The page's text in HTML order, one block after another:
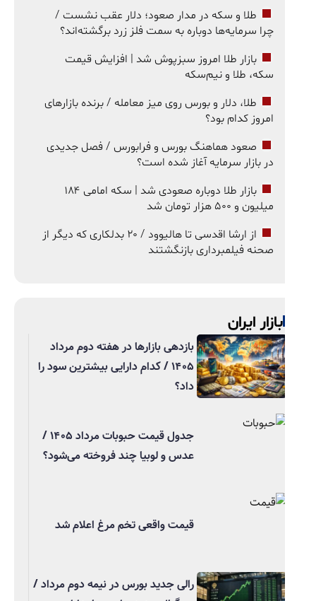
طلا و سکه در مدار صعود؛ دلار عقب نشست /
چرا سرمایه‌ها دوباره به سمت فلز زرد برگشته‌اند؟
بازار طلا امروز سبزپوش شد | افزایش قیمت
سکه، طلا و نیم‌سکه
طلا، دلار و بورس روی میز معامله / برنده بازارهای
امروز کدام بود؟
صعود هماهنگ بورس و فرابورس / فصل جدیدی
در بازار سرمایه آغاز شده است؟
بازار طلا دوباره صعودی شد | سکه امامی ۱۸۴
میلیون و ۵۰۰ هزار تومان شد
از ارشا اقدسی تا هالیوود / ۲۰ بدلکاری که دیگر از
صحنه فیلمبرداری بازنگشتند
بازار ایران
بازدهی بازارها در هفته دوم مرداد
۱۴۰۵ / کدام دارایی بیشترین سود را
داد؟
جدول قیمت حبوبات مرداد ۱۴۰۵ /
عدس و لوبیا چند فروخته می‌شود؟
قیمت واقعی تخم مرغ اعلام شد
رالی جدید بورس در نیمه دوم مرداد /